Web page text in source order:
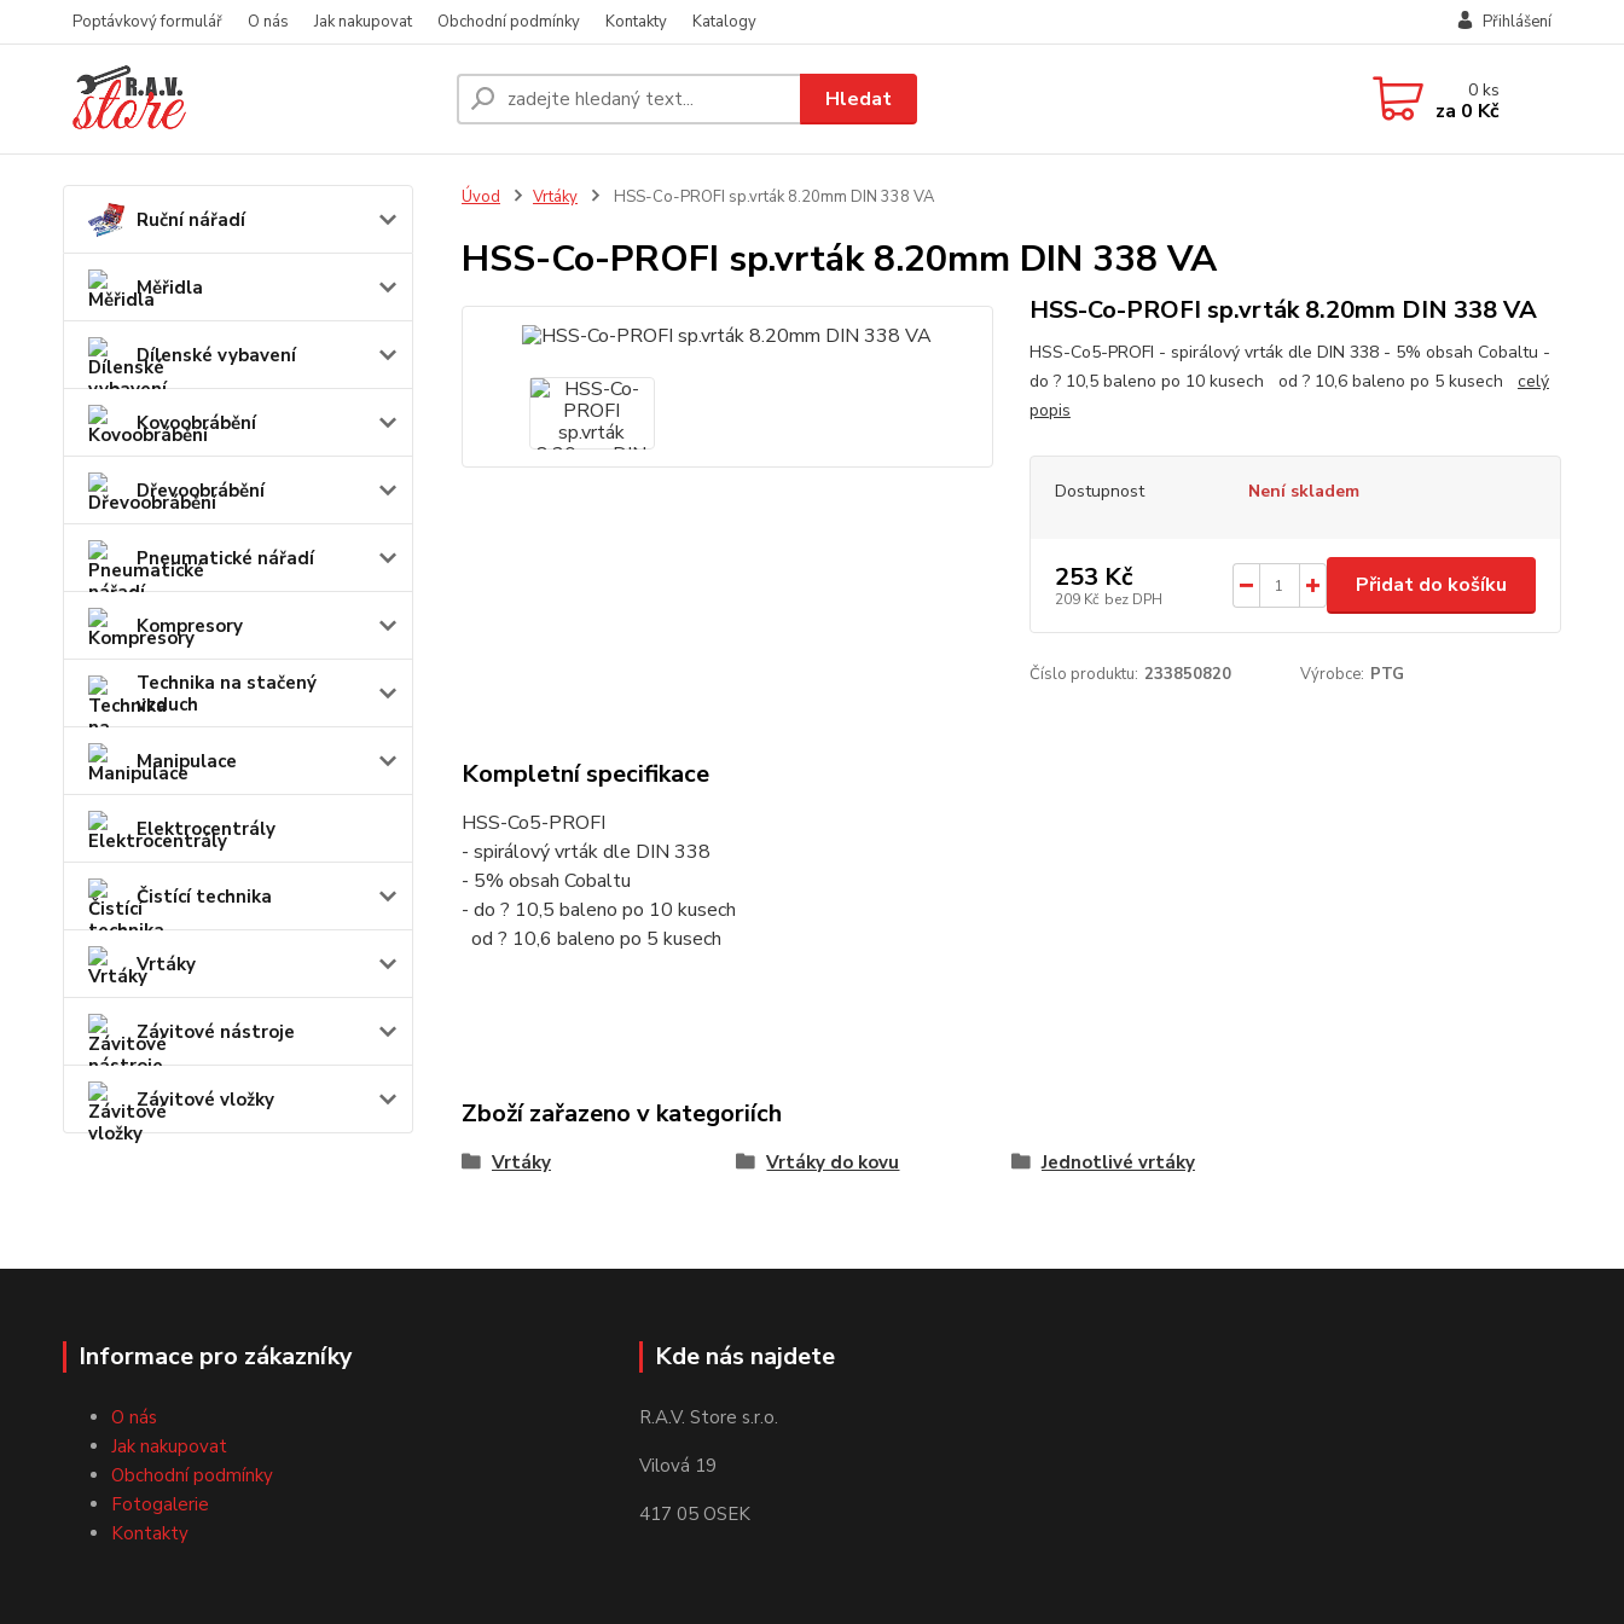
Poptávkový formulář O nás Jak nakupovat Obchodní podmínky Kontakty Katalogy Přihlášení
Hledat 0ks
za 0 Kč
Ruční nářadí
Měřidla
Dílenské vybavení
Kovoobrábění
Dřevoobrábění
Pneumatické nářadí
Kompresory
Technika na stačený
vzduch
Manipulace
Elektrocentrály
Čistící technika
Vrtáky
Závitové nástroje
Závitové vložky
Úvod Vrtáky HSS-Co-PROFI sp.vrták 8.20mm DIN 338 VA
HSS-Co-PROFI sp.vrták 8.20mm DIN 338 VA
HSS-Co-PROFI sp.vrták 8.20mm DIN 338 VA
HSS-Co5-PROFI - spirálový vrták dle DIN 338 - 5% obsah Cobaltu -
do ? 10,5 baleno po 10 kusech od ? 10,6 baleno po 5 kusech celý
popis
Dostupnost Není skladem
253 Kč
209 Kč bez DPH
Přidat do košíku
Číslo produktu: 233850820 Výrobce: PTG
Kompletní specifikace
HSS-Co5-PROFI
- spirálový vrták dle DIN 338
- 5% obsah Cobaltu
- do ? 10,5 baleno po 10 kusech
od ? 10,6 baleno po 5 kusech
Zboží zařazeno v kategoriích
Vrtáky Vrtáky do kovu Jednotlivé vrtáky
Informace pro zákazníky
O nás
Jak nakupovat
Obchodní podmínky
Fotogalerie
Kontakty
Kde nás najdete
R.A.V. Store s.r.o.
Vilová 19
417 05 OSEK